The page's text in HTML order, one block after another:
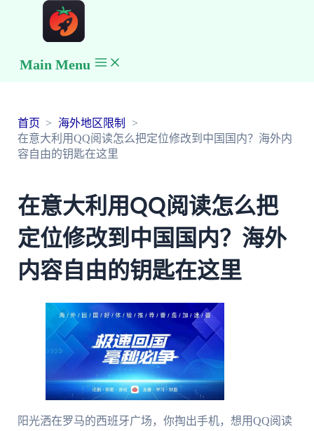
Main Menu
首页
海外地区限制
在意大利用QQ阅读怎么把定位修改到中国国内？海外内
容自由的钥匙在这里
在意大利用QQ阅读怎么把
定位修改到中国国内？海外
内容自由的钥匙在这里
阳光洒在罗马的西班牙广场，你掏出手机，想用QQ阅读